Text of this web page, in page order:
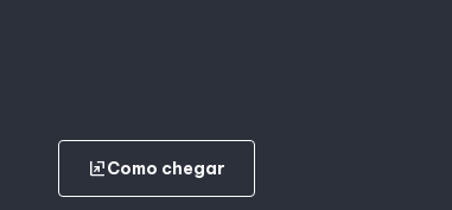
ungroupComo chegar